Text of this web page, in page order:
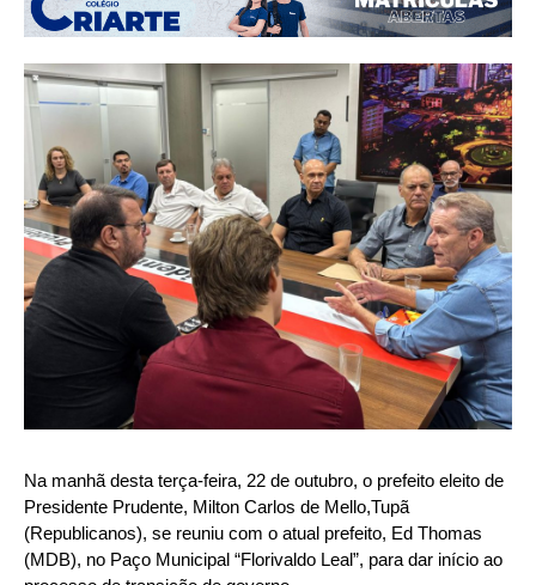
Na manhã desta terça-feira, 22 de outubro, o prefeito eleito de
Presidente Prudente, Milton Carlos de Mello,Tupã
(Republicanos), se reuniu com o atual prefeito, Ed Thomas
(MDB), no Paço Municipal “Florivaldo Leal”, para dar início ao